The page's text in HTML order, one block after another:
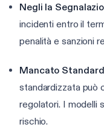
Negli la
incidenti entro il
penalità e sanzioni
Mancato
standardizzata può
regolatori. I modelli
rischio.